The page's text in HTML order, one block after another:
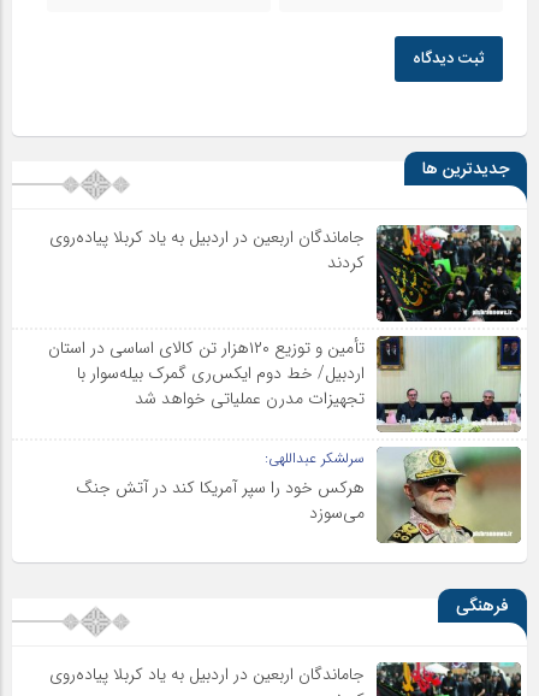
ثبت دیدگاه
جدیدترین ها
جاماندگان اربعین در اردبیل به یاد کربلا پیاده‌روی
کردند
تأمین و توزیع ۱۲۰هزار تن کالای اساسی در استان
اردبیل/ خط دوم ایکس‌ری گمرک بیله‌سوار با
تجهیزات مدرن عملیاتی خواهد شد
سرلشکر عبداللهی:
هرکس خود را سپر آمریکا کند در آتش جنگ
می‌سوزد
فرهنگی
جاماندگان اربعین در اردبیل به یاد کربلا پیاده‌روی